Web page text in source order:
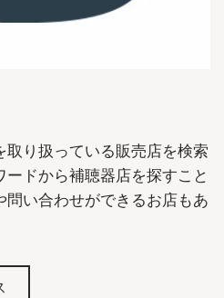
取り扱っている販売店を検索
ドから補聴器店を探すこと
い合わせができるお店もあ